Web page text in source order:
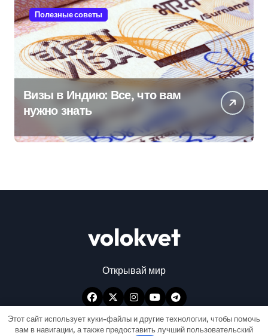
Полезные советы
Визы в Индию: Все, что вам
нужно знать
volokvet
Открывай мир
Этот сайт использует куки-файлы и другие технологии, чтобы помочь
вам в навигации, а также предоставить лучший пользовательский